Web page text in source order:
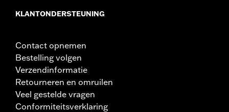
KLANTONDERSTEUNING
Contact opnemen
Bestelling volgen
Verzendinformatie
Retourneren en omruilen
Veel gestelde vragen
Conformiteitsverklaring